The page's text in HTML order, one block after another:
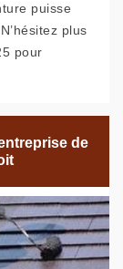
puisse
plus
pour
de